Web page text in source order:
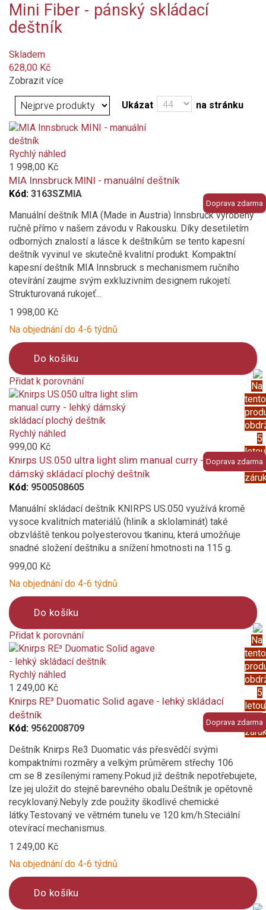
žlutá
zelená
červená
bordó (vínová)
greige
hnědá
vícebarevný
transparentní
bílá
oranžová
modrá
vínová
fialová
růžová
hořčicová
oranžová světle
tmavě šedá
světle šedá
písková
černá
petrolejová
Vzor
chevron (obrácené V)
geometrický / abstraktní
jednobarevný
květinový
plná barva
proužek
puntík
s motivem
Materiál konstrukce
Mini Fiber - pánský skládací
deštník
Skladem
628,00 Kč
Zobrazit více
Ukázat na stránku
Doprava zdarma
Na
tento
5
letou
Rychlý náhled
1 998,00 Kč
MIA Innsbruck MINI - manuální deštník
Kód: 3163SZMIA
Manuální deštník MIA (Made in Austria) Innsbruck vyrobený
ručně přímo v našem závodu v Rakousku. Díky desetiletím
odborných znalostí a lásce k deštníkům se tento kapesní
deštník vyvinul ve skutečně kvalitní produkt. Kompaktní
kapesní deštník MIA Innsbruck s mechanismem ručního
otevírání zaujme svým exkluzivním designem rukojetí.
Strukturovaná rukojeť...
1 998,00 Kč
Na objednání do 4-6 týdnů
Do košíku
Přidat k porovnání
Product
is
added
to
compare
Doprava zdarma
Na
tento
5
letou
Rychlý náhled
999,00 Kč
Knirps US.050 ultra light slim manual curry - lehký
dámský skládací plochý deštník
Kód: 9500508605
Manuální skládací deštník KNIRPS US.050 využívá kromě
vysoce kvalitních materiálů (hliník a sklolaminát) také
obzvláště tenkou polyesterovou tkaninu, která umožňuje
snadné složení deštníku a snížení hmotnosti na 115 g.
999,00 Kč
Na objednání do 4-6 týdnů
Do košíku
Přidat k porovnání
Product
is
added
to
compare
Doprava zdarma
Rychlý náhled
1 249,00 Kč
Knirps RE³ Duomatic Solid agave - lehký skládací
deštník
Kód: 9562008709
Deštník Knirps Re3 Duomatic vás přesvědčí svými
kompaktními rozměry a velkým průměrem střechy 106
cm se 8 zesílenými rameny.Pokud již deštník nepotřebujete,
lze jej uložit do stejně barevného obalu.Deštník je opětovně
recyklovaný.Nebyly zde použity škodlivé chemické
látky.Testovaný ve větrném tunelu ve 120 km/h.Steciální
otevírací mechanismus.
1 249,00 Kč
Na objednání do 4-6 týdnů
Do košíku